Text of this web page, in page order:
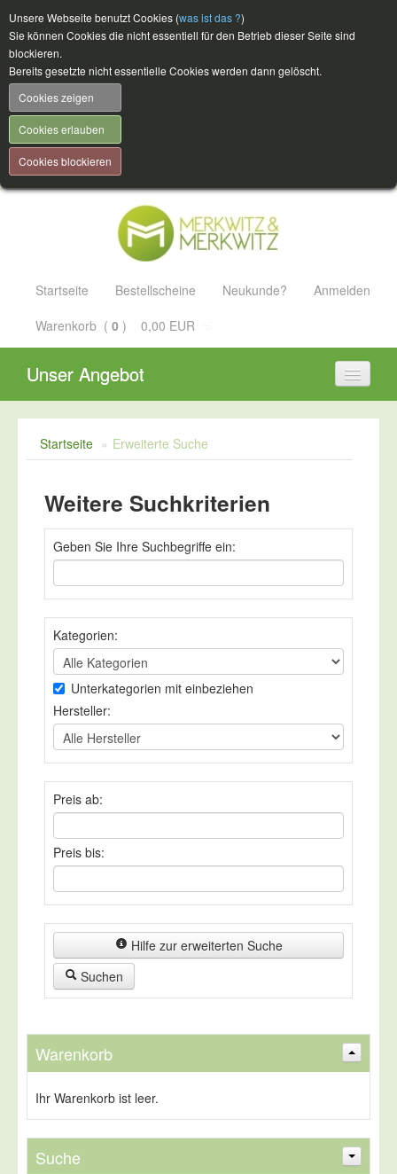
Unsere Webseite benutzt Cookies (was ist das ?)
Sie können Cookies die nicht essentiell für den Betrieb dieser Seite sind
blockieren.
Bereits gesetzte nicht essentielle Cookies werden dann gelöscht.
Cookies zeigen
Cookies erlauben
Cookies blockieren
Startseite Bestellscheine Neukunde?
Anmelden
Warenkorb ( 0 ) 0,00 EUR
Unser Angebot
Schulvordrucke
Startseite » Erweiterte Suche
Weitere Suchkriterien
Geben Sie Ihre Suchbegriffe ein:
Kategorien:
Unterkategorien mit einbeziehen
Hersteller:
Preis ab:
Preis bis:
Hilfe zur erweiterten Suche
Suchen
Warenkorb
Ihr Warenkorb ist leer.
Suche